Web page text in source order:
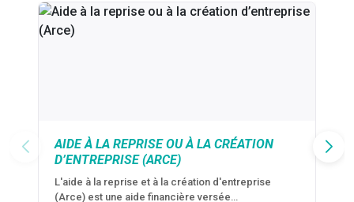
AIDE À LA REPRISE OU À LA CRÉATION
D’ENTREPRISE (ARCE)
L'aide à la reprise et à la création d'entreprise
(Arce) est une aide financière versée…